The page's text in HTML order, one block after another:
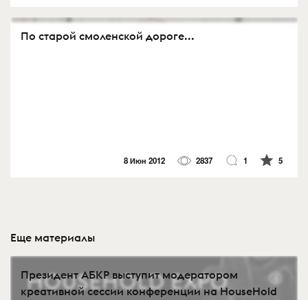
По старой смоленской дороге...
8 Июн 2012 2837 1 5
Еще материалы
Президент АБКР выступит модератором
креативной сессии конференции на HouseHold